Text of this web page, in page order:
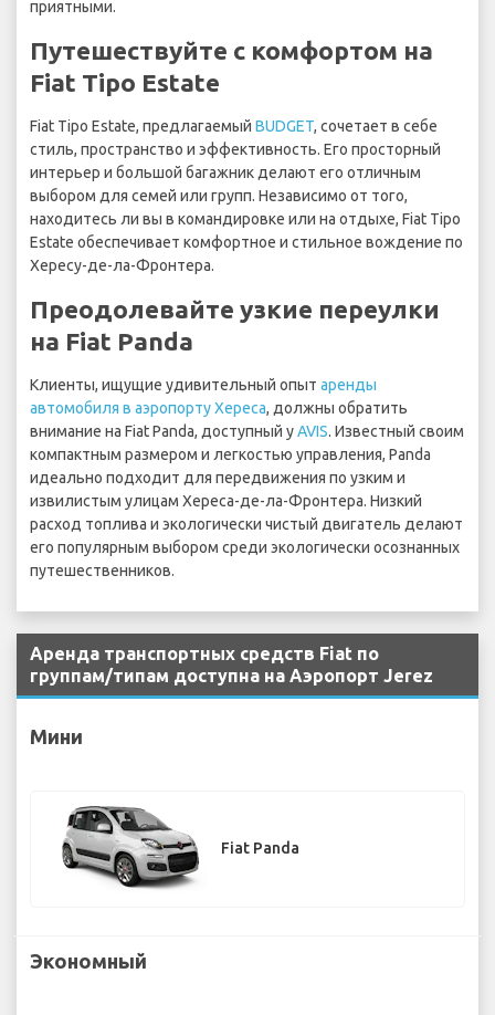
приятными.
Путешествуйте с комфортом на
Fiat Tipo Estate
Fiat Tipo Estate, предлагаемый BUDGET, сочетает в себе
стиль, пространство и эффективность. Его просторный
интерьер и большой багажник делают его отличным
выбором для семей или групп. Независимо от того,
находитесь ли вы в командировке или на отдыхе, Fiat Tipo
Estate обеспечивает комфортное и стильное вождение по
Хересу-де-ла-Фронтера.
Преодолевайте узкие переулки
на Fiat Panda
Клиенты, ищущие удивительный опыт аренды
автомобиля в аэропорту Хереса, должны обратить
внимание на Fiat Panda, доступный уAVIS. Известный своим
компактным размером и легкостью управления, Panda
идеально подходит для передвижения по узким и
извилистым улицам Хереса-де-ла-Фронтера. Низкий
расход топлива и экологически чистый двигатель делают
его популярным выбором среди экологически осознанных
путешественников.
Аренда транспортных средств Fiat по
группам/типам доступна на Аэропорт Jerez
Мини
Fiat Panda
Экономный